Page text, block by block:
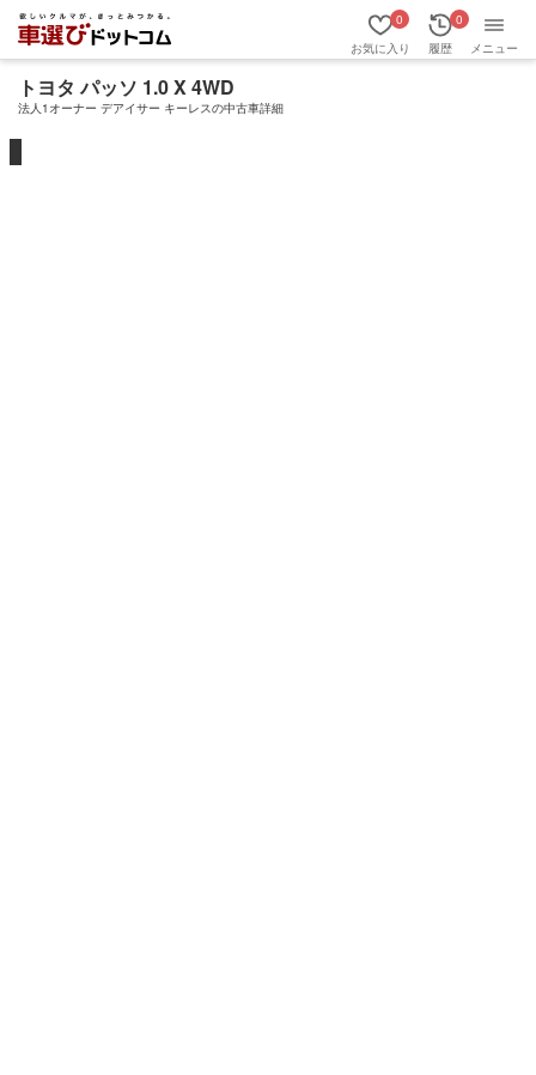
お気に入り
0
履歴
0
メニュー
トヨタ パッソ 1.0 X 4WD
法人1オーナー デアイサー キーレスの中古車詳細